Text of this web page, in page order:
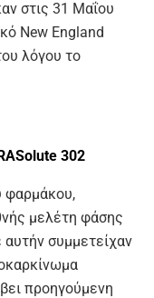
στις 31 Μαΐου
New England
λόγου το
302
φαρμάκου,
μελέτη φάσης
συμμετείχαν
προηγούμενη